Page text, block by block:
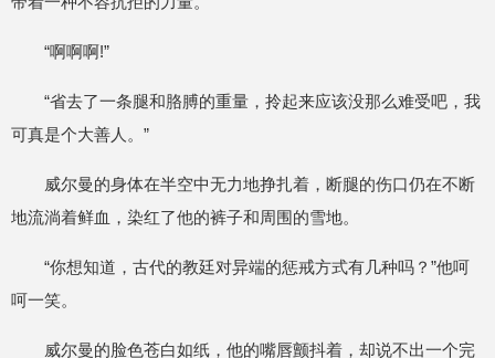
“啊啊啊!”
“省去了一条腿和胳膊的重量，拎起来应该没那么难受吧，我
可真是个大善人。”
威尔曼的身体在半空中无力地挣扎着，断腿的伤口仍在不断
地流淌着鲜血，染红了他的裤子和周围的雪地。
“你想知道，古代的教廷对异端的惩戒方式有几种吗？”他呵
呵一笑。
威尔曼的脸色苍白如纸，他的嘴唇颤抖着，却说不出一个完